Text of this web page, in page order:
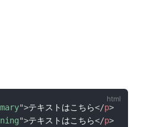
">テキストはこちら</p>
">テキストはこちら</p>